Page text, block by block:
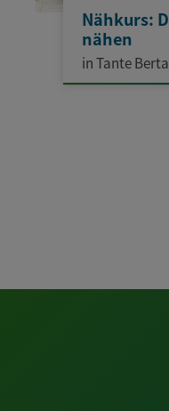
Nähkurs:
nähen
in Tante